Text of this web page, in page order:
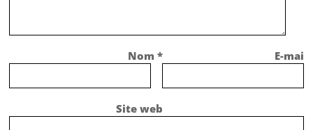
Nom* E-mail
Site web